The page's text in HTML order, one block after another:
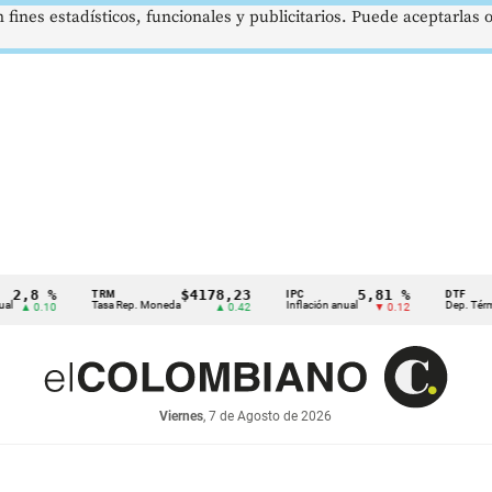
%
Tasa Rep. Moneda
$4178,23
▲ 0.42 Inflación anual
5,81 %
▼ 0.12 Dep. Término
Viernes, 7 de Agosto de 2026
estadísticos, funcionales y publicitarios. Puede aceptarlas